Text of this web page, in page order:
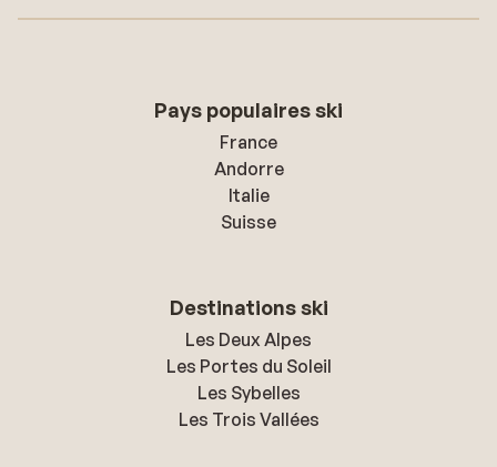
Pays populaires ski
France
Andorre
Italie
Suisse
Destinations ski
Les Deux Alpes
Les Portes du Soleil
Les Sybelles
Les Trois Vallées